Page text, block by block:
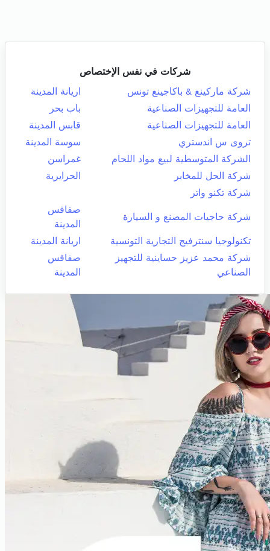
شركات في نفس الإختصاص
شركة ماركينغ & باكاجينغ تونس
اريانة المدينة
العامة للتجهيزات الصناعية
باب بحر
العامة للتجهيزات الصناعية
قابس المدينة
تروى س اندستري
سوسة المدينة
الشركة المتوسطية لبيع مواد اللحام
غمراسن
شركة الحل للمخابر
الحرايرية
شركة تكنو واتر
شركة حاجيات المصنع و السيارة
صفاقس
المدينة
تكنولوجيا سنترفيج التجارية التونسية
اريانة المدينة
شركة محمد عزيز حساينية للتجهيز
الصناعي
صفاقس
المدينة